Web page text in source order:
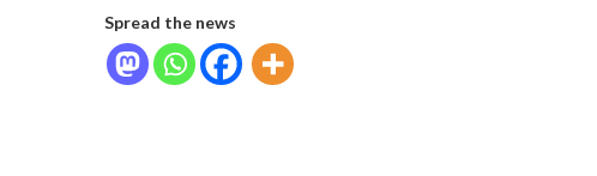
Spread the news